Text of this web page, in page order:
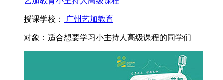
授课学校： 广州艺加教育
对象： 适合想要学习小主持人高级课程的同学们